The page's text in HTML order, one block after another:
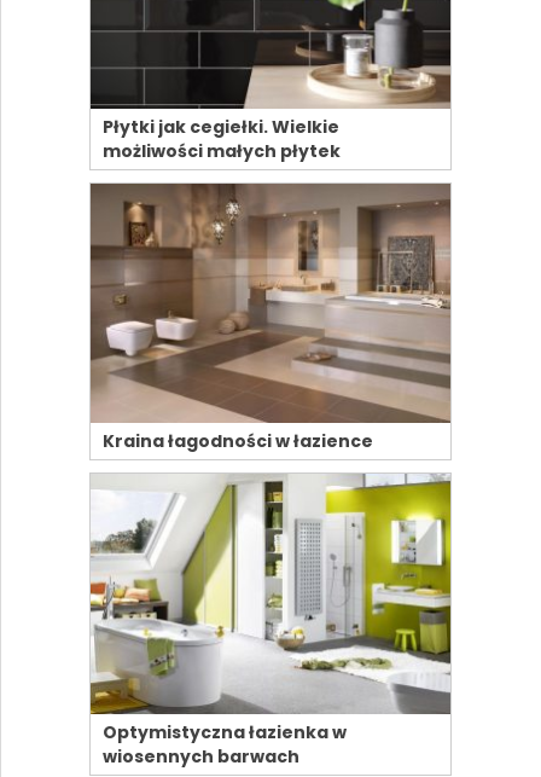
Płytki jak cegiełki. Wielkie
możliwości małych płytek
Kraina łagodności w łazience
Optymistyczna łazienka w
wiosennych barwach